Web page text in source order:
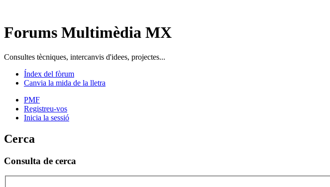
Forums Multimèdia MX
Consultes tècniques, intercanvis d'idees, projectes...
Índex del fòrum
Canvia la mida de la lletra
PMF
Registreu-vos
Inicia la sessió
Cerca
Consulta de cerca